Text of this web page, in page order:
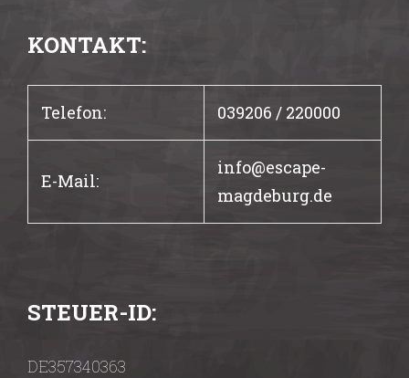
KONTAKT:
Telefon: 039206 / 220000
E-Mail:
info@escape-
magdeburg.de
STEUER-ID:
DE357340363